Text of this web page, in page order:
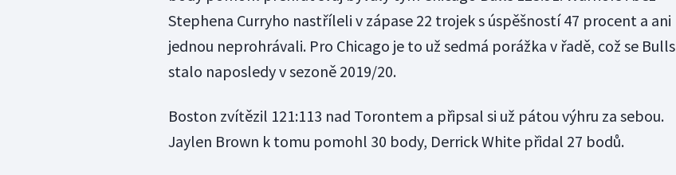
Stephena Curryho nastříleli v zápase 22 trojek s úspěšností 47 procent a ani
jednou neprohrávali. Pro Chicago je to už sedmá porážka v řadě, což se Bulls
stalo naposledy v sezoně 2019/20.
Boston zvítězil 121:113 nad Torontem a připsal si už pátou výhru za sebou.
Jaylen Brown k tomu pomohl 30 body, Derrick White přidal 27 bodů.